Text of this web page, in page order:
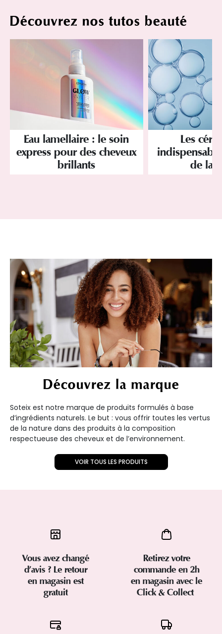
Découvrez nos tutos beauté
Eau lamellaire : le soin
express pour des cheveux
brillants
Les
de la
Découvrez la marque
Soteix est notre marque de produits formulés à base
d’ingrédients naturels. Le but : vous offrir toutes les vertus
de la nature dans des produits à la composition
respectueuse des cheveux et de l’environnement.
VOIR TOUS LES PRODUITS
Vous avez changé
d’avis ? Le retour
en magasin est
gratuit
Retirez votre
commande en 2h
en magasin avec le
Click & Collect